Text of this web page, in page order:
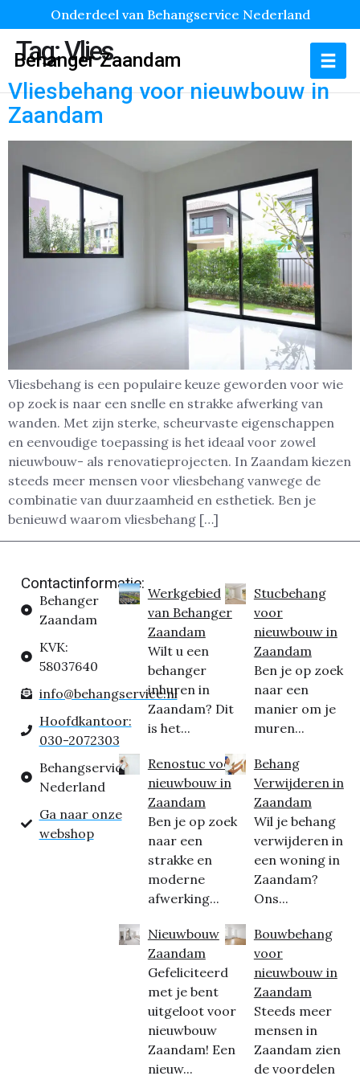
Onderdeel van Behangservice Nederland
Behanger Zaandam
Tag:Vlies
Vliesbehang voor nieuwbouw in
Zaandam
Vliesbehang is een populaire keuze geworden voor wie
op zoek is naar een snelle en strakke afwerking van
wanden. Met zijn sterke, scheurvaste eigenschappen
en eenvoudige toepassing is het ideaal voor zowel
nieuwbouw- als renovatieprojecten. In Zaandam kiezen
steeds meer mensen voor vliesbehang vanwege de
combinatie van duurzaamheid en esthetiek. Ben je
benieuwd waarom vliesbehang […]
Contactinformatie:
Behanger
Zaandam
KVK:
58037640
info@behangservice.nl
Hoofdkantoor:
030-2072303
Behangservice
Nederland
Ga naar onze
webshop
Werkgebied
van Behanger
Zaandam
Wilt u een
behanger
inhuren in
Zaandam? Dit
is het...
Renostuc voor
nieuwbouw in
Zaandam
Ben je op zoek
naar een
strakke en
moderne
afwerking...
Nieuwbouw
Zaandam
Gefeliciteerd
met je bent
uitgeloot voor
nieuwbouw
Zaandam! Een
nieuw...
Stucbehang
voor
nieuwbouw in
Zaandam
Ben je op zoek
naar een
manier om je
muren...
Behang
Verwijderen in
Zaandam
Wil je behang
verwijderen in
een woning in
Zaandam?
Ons...
Bouwbehang
voor
nieuwbouw in
Zaandam
Steeds meer
mensen in
Zaandam zien
de voordelen